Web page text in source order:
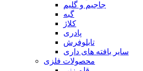
جاجیم و گلیم
گبه
کلاژ
پادری
تابلوفرش
سایر بافته های داری
محصولات فلزی